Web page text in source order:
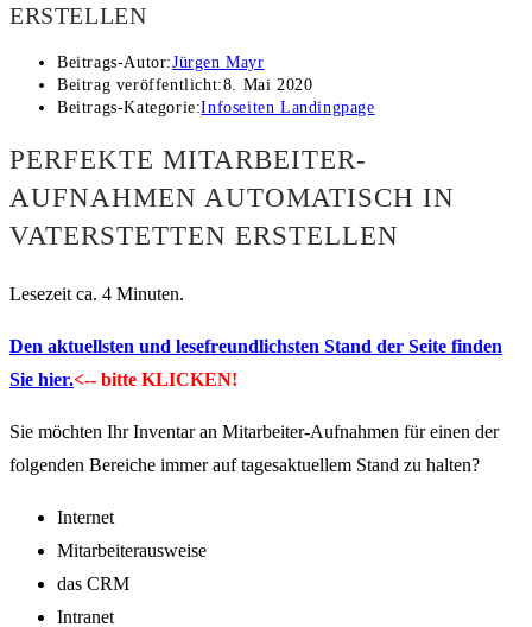
ERSTELLEN
Beitrags-Autor:Jürgen Mayr
Beitrag veröffentlicht:8. Mai 2020
Beitrags-Kategorie:Infoseiten Landingpage
PERFEKTE MITARBEITER-
AUFNAHMEN AUTOMATISCH IN
VATERSTETTEN ERSTELLEN
Lesezeit ca. 4 Minuten.
Den aktuellsten und lesefreundlichsten Stand der Seite finden
Sie hier.<-- bitte KLICKEN!
Sie möchten Ihr Inventar an Mitarbeiter-Aufnahmen für einen der
folgenden Bereiche immer auf tagesaktuellem Stand zu halten?
Internet
Mitarbeiterausweise
das CRM
Intranet